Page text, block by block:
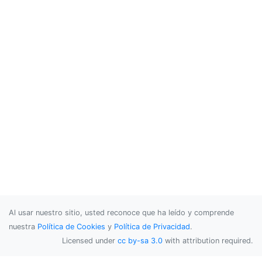
Al usar nuestro sitio, usted reconoce que ha leído y comprende
nuestra Política de Cookies y Política de Privacidad.
Licensed under cc by-sa 3.0 with attribution required.